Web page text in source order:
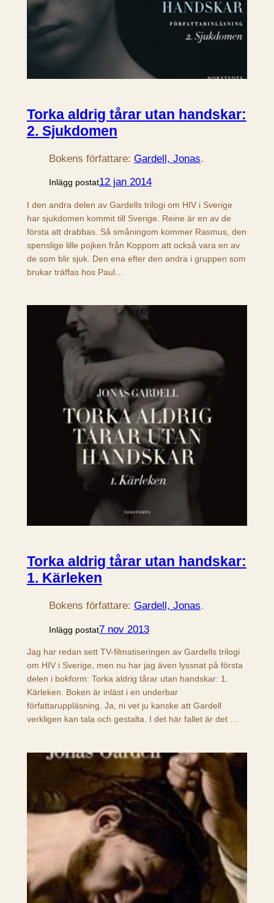
Torka aldrig tårar utan handskar:
2. Sjukdomen
Bokens författare: Gardell, Jonas.
Inlägg postat12 jan 2014
I den andra delen av Gardells trilogi om HIV i Sverige
har sjukdomen kommit till Sverige. Reine är en av de
första att drabbas. Så småningom kommer Rasmus, den
spenslige lille pojken från Koppom att också vara en av
de som blir sjuk. Den ena efter den andra i gruppen som
brukar träffas hos Paul…
Torka aldrig tårar utan handskar:
1. Kärleken
Bokens författare: Gardell, Jonas.
Inlägg postat7 nov 2013
Jag har redan sett TV-filmatiseringen av Gardells trilogi
om HIV i Sverige, men nu har jag även lyssnat på första
delen i bokform: Torka aldrig tårar utan handskar: 1.
Kärleken. Boken är inläst i en underbar
författaruppläsning. Ja, ni vet ju kanske att Gardell
verkligen kan tala och gestalta. I det här fallet är det …